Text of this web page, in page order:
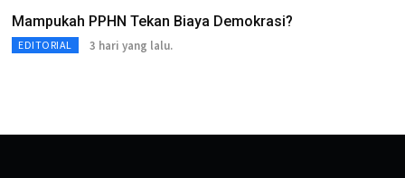
Mampukah PPHN Tekan Biaya Demokrasi?
EDITORIAL 3 hari yang lalu.